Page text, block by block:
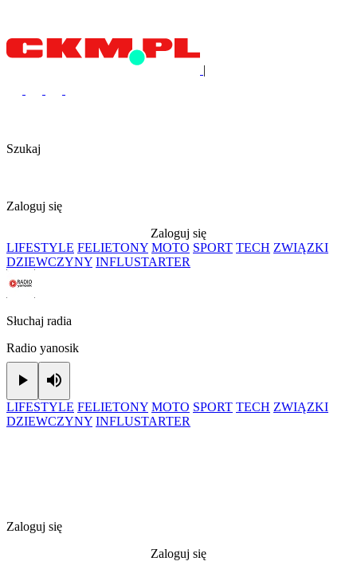
|
Szukaj
Zaloguj się
Zaloguj się
LIFESTYLE FELIETONY MOTO SPORT TECH ZWIĄZKI
DZIEWCZYNY INFLUSTARTER
Słuchaj radia
Radio yanosik
Play
LIFESTYLE FELIETONY MOTO SPORT TECH ZWIĄZKI
DZIEWCZYNY INFLUSTARTER
Zaloguj się
Zaloguj się